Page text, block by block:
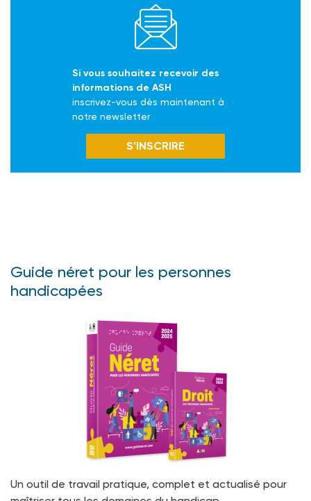
Si vous souhaitez recevoir des
informations de ASH
inscrivez-vous dès maintenant à
notre newsletter
S’INSCRIRE
Guide néret pour les personnes
handicapées
Un outil de travail pratique, complet et actualisé pour